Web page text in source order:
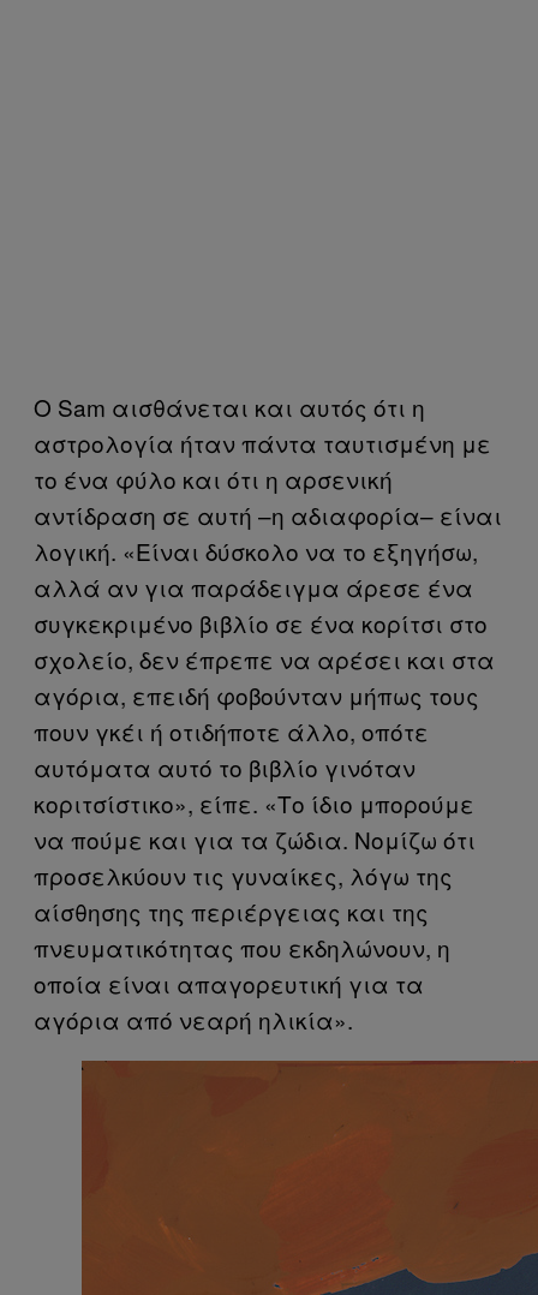
Ο Sam αισθάνεται και αυτός ότι η
αστρολογία ήταν πάντα ταυτισμένη με
το ένα φύλο και ότι η αρσενική
αντίδραση σε αυτή –η αδιαφορία– είναι
λογική. «Είναι δύσκολο να το εξηγήσω,
αλλά αν για παράδειγμα άρεσε ένα
συγκεκριμένο βιβλίο σε ένα κορίτσι στο
σχολείο, δεν έπρεπε να αρέσει και στα
αγόρια, επειδή φοβούνταν μήπως τους
πουν γκέι ή οτιδήποτε άλλο, οπότε
αυτόματα αυτό το βιβλίο γινόταν
κοριτσίστικο», είπε. «Το ίδιο μπορούμε
να πούμε και για τα ζώδια. Νομίζω ότι
προσελκύουν τις γυναίκες, λόγω της
αίσθησης της περιέργειας και της
πνευματικότητας που εκδηλώνουν, η
οποία είναι απαγορευτική για τα
αγόρια από νεαρή ηλικία».